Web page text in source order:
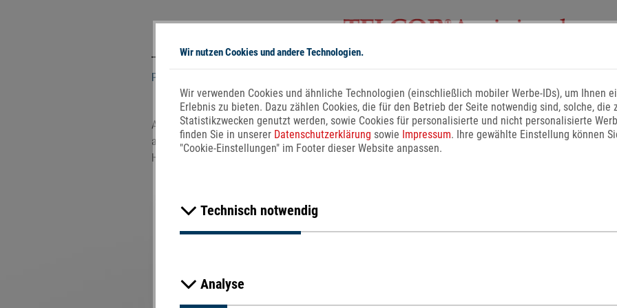
PRODUKT
(current)
Auf unseren „News“- Seiten möchten wir Ihnen interessante Informationen rund um die Themen
als Patienten mit Störung der Gefäßfunktion im Frühstadium der Arteriosklerose, leichtem
Homocysteinspiegel und einem hieraus resultierenden, krankheitsbedingt veränderten Nährstoffbedarf
So gelingt der Rauch-Stopp!
Wir nutzen Cookies und andere Technologien.
Wir verwenden Cookies und ähnliche Technologien (einschließlich mobiler Werbe-IDs), um Ihnen
Erlebnis zu bieten. Dazu zählen Cookies, die für den Betrieb der Seite notwendig sind, solche, die
Statistikzwecken genutzt werden, sowie Cookies für personalisierte und nicht personalisierte
finden Sie in unserer Datenschutzerklärung sowie Impressum. Ihre gewählte Einstellung können
"Cookie-Einstellungen" im Footer dieser Website anpassen.
Technisch notwendig
Analyse